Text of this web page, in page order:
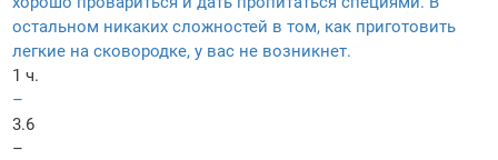
остальном никаких сложностей в том, как приготовить
легкие на сковородке, у вас не возникнет.
1 ч.
–
3.6
–